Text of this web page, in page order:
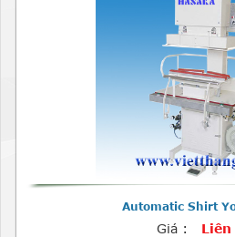
Automatic Shirt
Giá : Liên